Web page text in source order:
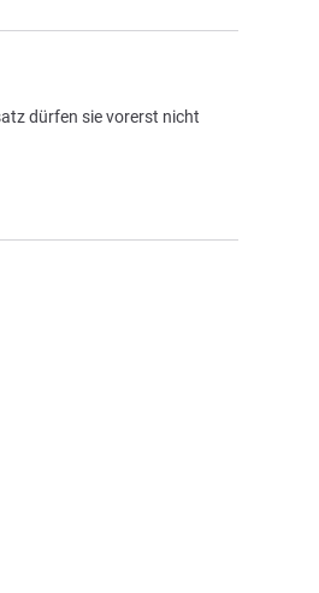
dürfen sie vorerst nicht